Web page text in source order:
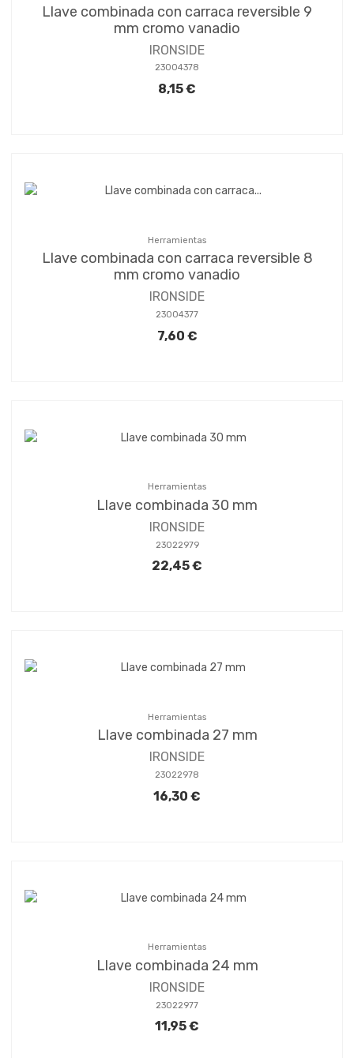
Llave combinada con carraca reversible 9
mm cromo vanadio
IRONSIDE
23004378
8,15 €
Herramientas
Llave combinada con carraca reversible 8
mm cromo vanadio
IRONSIDE
23004377
7,60 €
Herramientas
Llave combinada 30 mm
IRONSIDE
23022979
22,45 €
Herramientas
Llave combinada 27 mm
IRONSIDE
23022978
16,30 €
Herramientas
Llave combinada 24 mm
IRONSIDE
23022977
11,95 €